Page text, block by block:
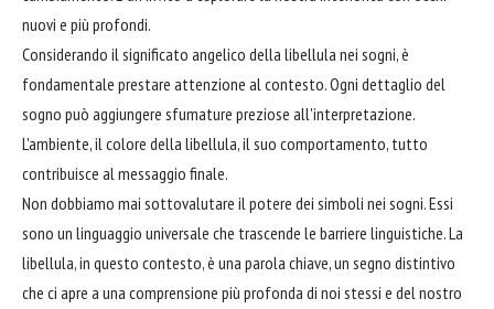
nuovi e più profondi.
Considerando il significato angelico della libellula nei sogni, è
fondamentale prestare attenzione al contesto. Ogni dettaglio del
sogno può aggiungere sfumature preziose all'interpretazione.
L'ambiente, il colore della libellula, il suo comportamento, tutto
contribuisce al messaggio finale.
Non dobbiamo mai sottovalutare il potere dei simboli nei sogni. Essi
sono un linguaggio universale che trascende le barriere linguistiche. La
libellula, in questo contesto, è una parola chiave, un segno distintivo
che ci apre a una comprensione più profonda di noi stessi e del nostro